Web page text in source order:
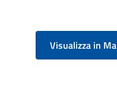
Visualizza in